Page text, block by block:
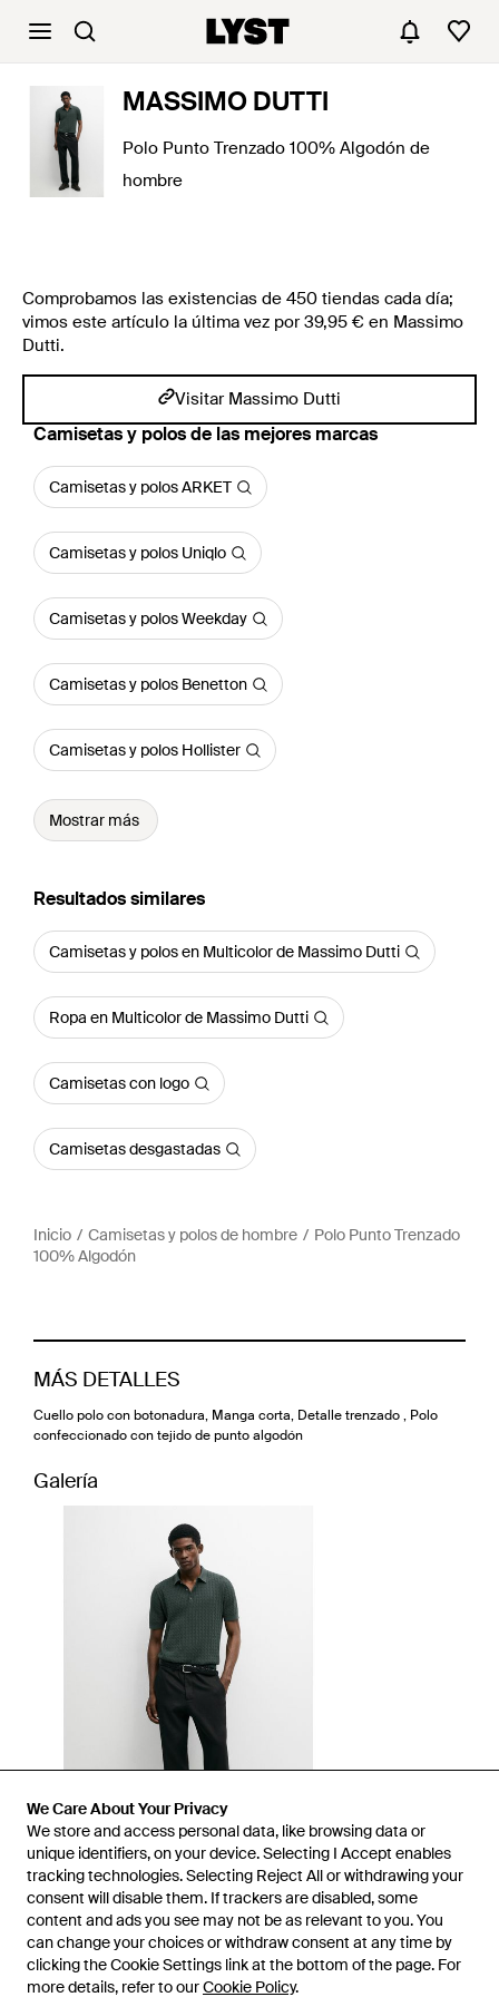
We Care About Your Privacy
We store and access personal data, like browsing data or
unique identifiers, on your device. Selecting I Accept enables
tracking technologies. Selecting Reject All or withdrawing your
consent will disable them. If trackers are disabled, some
content and ads you see may not be as relevant to you. You
can change your choices or withdraw consent at any time by
clicking the Cookie Settings link at the bottom of the page. For
more details, refer to ourCookie Policy.
MASSIMO DUTTI
Polo Punto Trenzado 100% Algodón de
hombre
Comprobamos las existencias de 450 tiendas cada día;
vimos este artículo la última vez por 39,95 € en Massimo
Dutti.
Visitar Massimo Dutti
Camisetas y polos de las mejores marcas
Camisetas y polos ARKET
Camisetas y polos Uniqlo
Camisetas y polos Weekday
Camisetas y polos Benetton
Camisetas y polos Hollister
Mostrar más
Resultados similares
Camisetas y polos en Multicolor de Massimo Dutti
Ropa en Multicolor de Massimo Dutti
Camisetas con logo
Camisetas desgastadas
Inicio Camisetas y polos de hombre
Polo Punto Trenzado
100% Algodón
MÁS DETALLES
Cuello polo con botonadura, Manga corta, Detalle trenzado , Polo
confeccionado con tejido de punto algodón
Galería
Disponible anteriormente en:Massimo Dutti